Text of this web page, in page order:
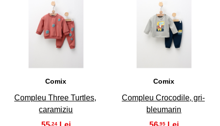
3
Comix
Compleu Three Turtles,
caramiziu
,24
4
Comix
Compleu Crocodile, gri-
bleumarin
,95